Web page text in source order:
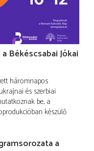
Békéscsabai Jókai
háromnapos
és szerbiai
be, a
készülő
a